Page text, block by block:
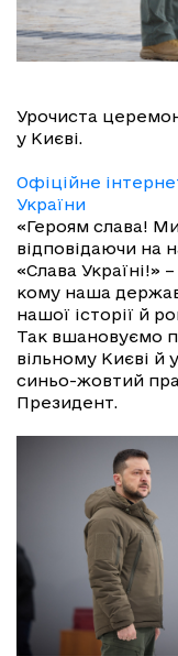
Урочиста
у Києві.
Офіційне
України
«Героям слава!
відповідаючи на
«Слава Україні!»
кому наша
нашої історії й
Так вшановуємо
вільному Києві й
синьо-жовтий
Президент.